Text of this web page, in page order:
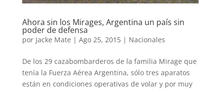
Ahora sin los Mirages, Argentina un país sin
poder de defensa
por Jacke Mate | Ago 25, 2015| Nacionales
De los 29 cazabombarderos de la familia Mirage que
tenía la Fuerza Aérea Argentina, sólo tres aparatos
están en condiciones operativas de volar y por muy